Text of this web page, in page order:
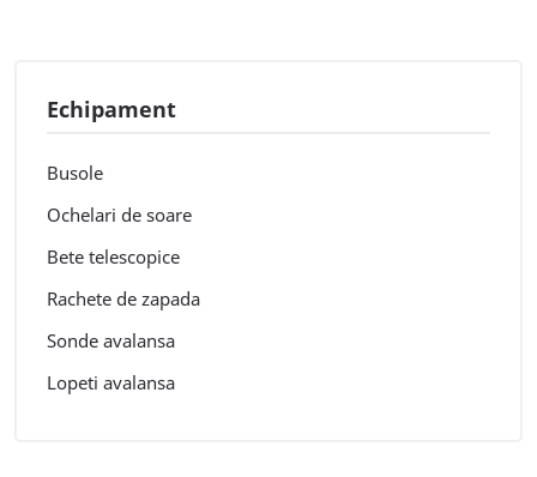
Echipament
Busole
Ochelari de soare
Bete telescopice
Rachete de zapada
Sonde avalansa
Lopeti avalansa